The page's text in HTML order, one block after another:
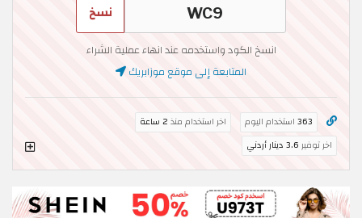
نسخ
انسخ الكود واستخدمه عند انهاء عملية الشراء
المتابعة إلى موقع موزابريك
363 استخدام اليوم اخر استخدام منذ 2 ساعة
اخر توفير 3.6 دينار أردني